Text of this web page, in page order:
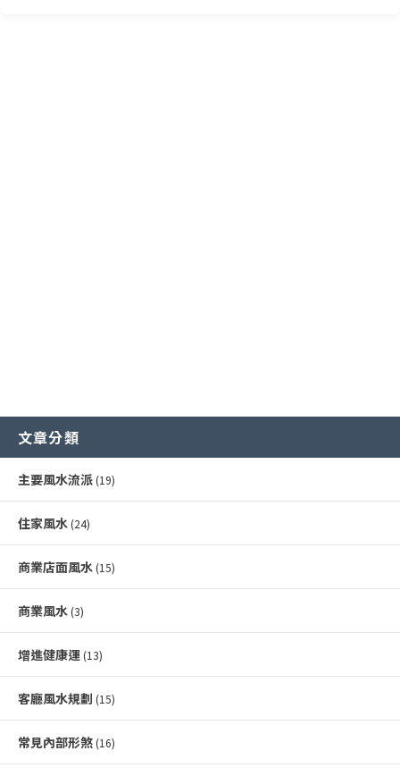
文章分類
主要風水流派 (19)
住家風水 (24)
商業店面風水 (15)
商業風水 (3)
增進健康運 (13)
客廳風水規劃 (15)
常見內部形煞 (16)